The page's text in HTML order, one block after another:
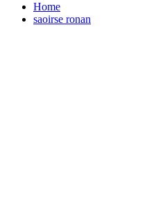
Home
saoirse ronan